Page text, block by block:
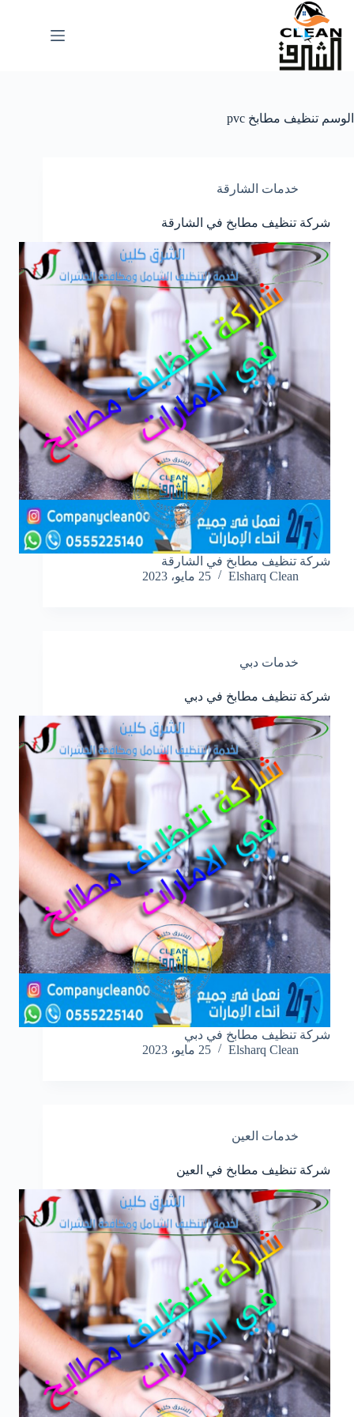
التجاوز
المحتوى
الوسم تنظيف مطابخ pvc
خدمات الشارقة
شركة تنظيف مطابخ في الشارقة
شركة تنظيف مطابخ في الشارقة
Elsharq Clean
25 مايو، 2023
خدمات دبي
شركة تنظيف مطابخ في دبي
شركة تنظيف مطابخ في دبي
Elsharq Clean
25 مايو، 2023
خدمات العين
شركة تنظيف مطابخ في العين